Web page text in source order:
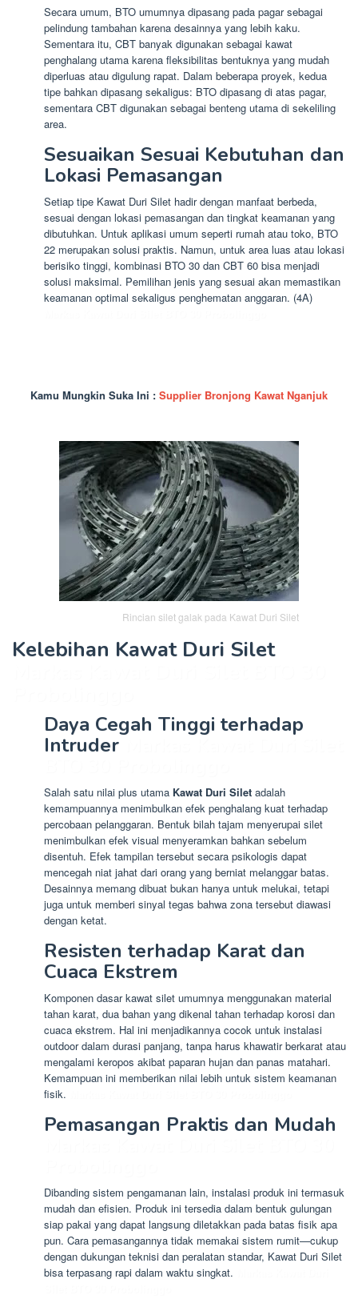
Secara umum, BTO umumnya dipasang pada pagar sebagai
pelindung tambahan karena desainnya yang lebih kaku.
Sementara itu, CBT banyak digunakan sebagai kawat
penghalang utama karena fleksibilitas bentuknya yang mudah
diperluas atau digulung rapat. Dalam beberapa proyek, kedua
tipe bahkan dipasang sekaligus: BTO dipasang di atas pagar,
sementara CBT digunakan sebagai benteng utama di sekeliling
area.
Sesuaikan Sesuai Kebutuhan dan
Lokasi Pemasangan
Setiap tipe Kawat Duri Silet hadir dengan manfaat berbeda,
sesuai dengan lokasi pemasangan dan tingkat keamanan yang
dibutuhkan. Untuk aplikasi umum seperti rumah atau toko, BTO
22 merupakan solusi praktis. Namun, untuk area luas atau lokasi
berisiko tinggi, kombinasi BTO 30 dan CBT 60 bisa menjadi
solusi maksimal. Pemilihan jenis yang sesuai akan memastikan
keamanan optimal sekaligus penghematan anggaran. (4A)
Kamu Mungkin Suka Ini : Supplier Bronjong Kawat Nganjuk
Rincian silet galak pada Kawat Duri Silet
Kelebihan Kawat Duri Silet
Daya Cegah Tinggi terhadap
Intruder
Salah satu nilai plus utama Kawat Duri Silet adalah
kemampuannya menimbulkan efek penghalang kuat terhadap
percobaan pelanggaran. Bentuk bilah tajam menyerupai silet
menimbulkan efek visual menyeramkan bahkan sebelum
disentuh. Efek tampilan tersebut secara psikologis dapat
mencegah niat jahat dari orang yang berniat melanggar batas.
Desainnya memang dibuat bukan hanya untuk melukai, tetapi
juga untuk memberi sinyal tegas bahwa zona tersebut diawasi
dengan ketat.
Resisten terhadap Karat dan
Cuaca Ekstrem
Komponen dasar kawat silet umumnya menggunakan material
tahan karat, dua bahan yang dikenal tahan terhadap korosi dan
cuaca ekstrem. Hal ini menjadikannya cocok untuk instalasi
outdoor dalam durasi panjang, tanpa harus khawatir berkarat atau
mengalami keropos akibat paparan hujan dan panas matahari.
Kemampuan ini memberikan nilai lebih untuk sistem keamanan
fisik.
Pemasangan Praktis dan Mudah
Dibanding sistem pengamanan lain, instalasi produk ini termasuk
mudah dan efisien. Produk ini tersedia dalam bentuk gulungan
siap pakai yang dapat langsung diletakkan pada batas fisik apa
pun. Cara pemasangannya tidak memakai sistem rumit—cukup
dengan dukungan teknisi dan peralatan standar, Kawat Duri Silet
bisa terpasang rapi dalam waktu singkat.